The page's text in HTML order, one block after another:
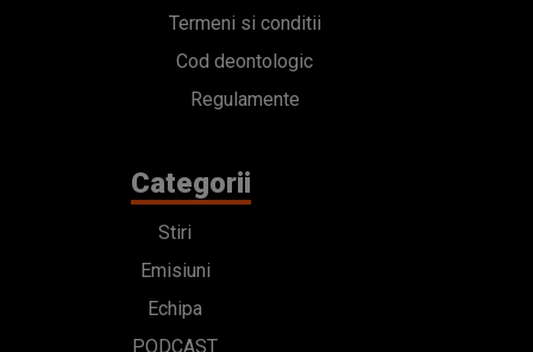
Termeni si conditii
Cod deontologic
Regulamente
Categorii
Stiri
Emisiuni
Echipa
PODCAST